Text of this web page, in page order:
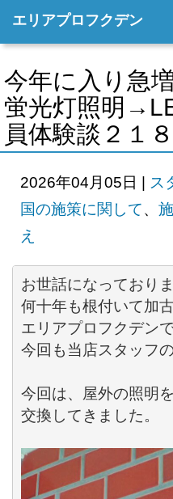
エリアプロフクデン
今年に入り急
蛍光灯照明
員体験談２１８
2026年04月05日 | ス
国の施策に関して、
え
何十年も根付いて加
エリアプロフクデン
今回も当店スタッフ
今回は、屋外の照明を
交換してきました。